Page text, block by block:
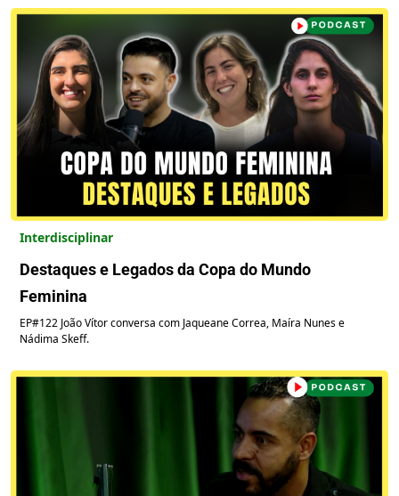
Interdisciplinar
Destaques e Legados da Copa do Mundo
Feminina
EP#122 João Vítor conversa com Jaqueane Correa, Maíra Nunes e
Nádima Skeff.